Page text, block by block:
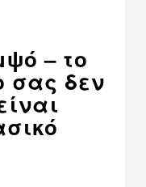
– το
σας δεν